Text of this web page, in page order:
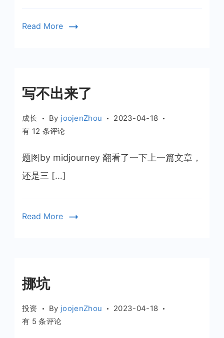
Read More
写不出来了
成长 By joojenZhou
2023-04-18
写
出
来
了
有 12 条评论
题图by midjourney 翻看了一下上一篇文章，
还是三 […]
Read More
挪坑
投资 By joojenZhou
2023-04-18
挪
有 5 条评论